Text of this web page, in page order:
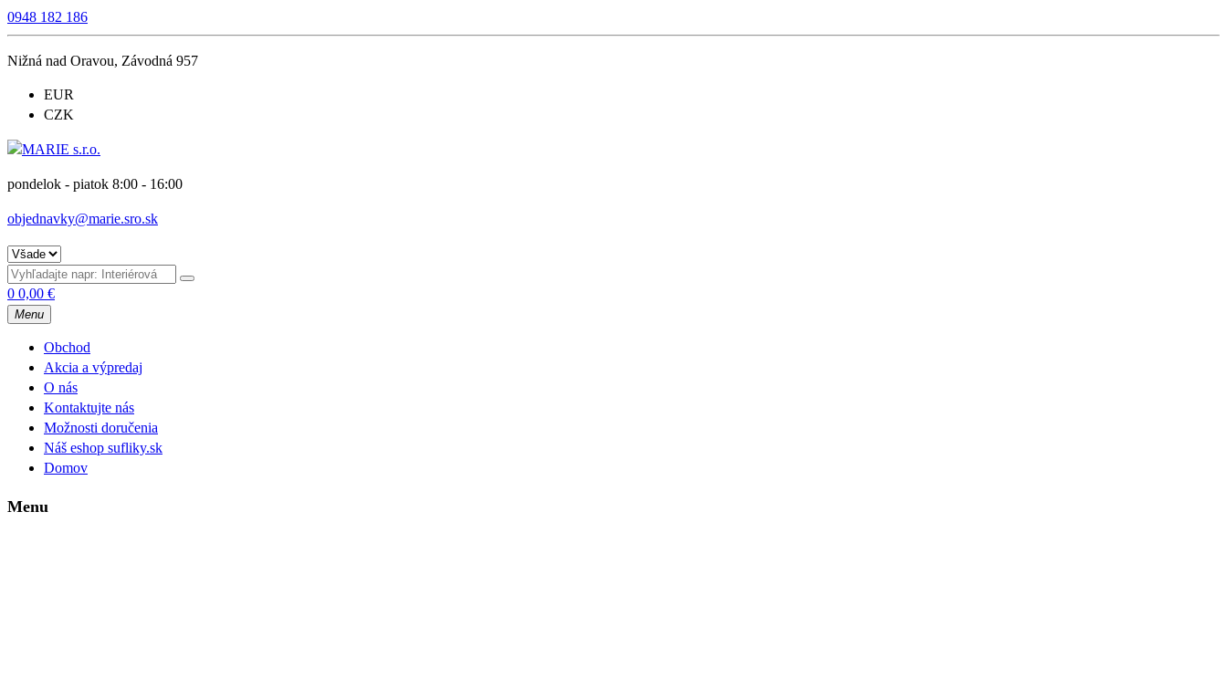
0948 182 186
Nižná nad Oravou, Závodná 957
EUR
CZK
pondelok - piatok 8:00 - 16:00
objednavky@marie.sro.sk
0 0,00 €
Menu
Obchod
Akcia a výpredaj
O nás
Kontaktujte nás
Možnosti doručenia
Náš eshop sufliky.sk
Domov
Menu